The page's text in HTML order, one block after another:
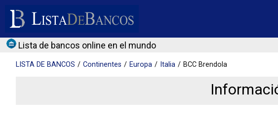
Lista de bancos online en el mundo
LISTA DE BANCOS Continentes Europa Italia BCC Brendola